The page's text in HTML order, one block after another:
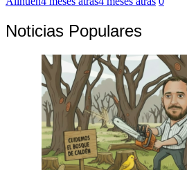
Noticias Populares